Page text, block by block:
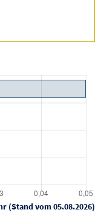
(Stand vom 05.08.2026)